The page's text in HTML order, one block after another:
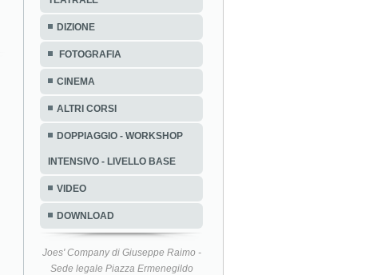
DIZIONE
FOTOGRAFIA
CINEMA
ALTRI CORSI
DOPPIAGGIO - WORKSHOP
INTENSIVO - LIVELLO BASE
VIDEO
DOWNLOAD
Joes' Company di Giuseppe Raimo -
Sede legale Piazza Ermenegildo